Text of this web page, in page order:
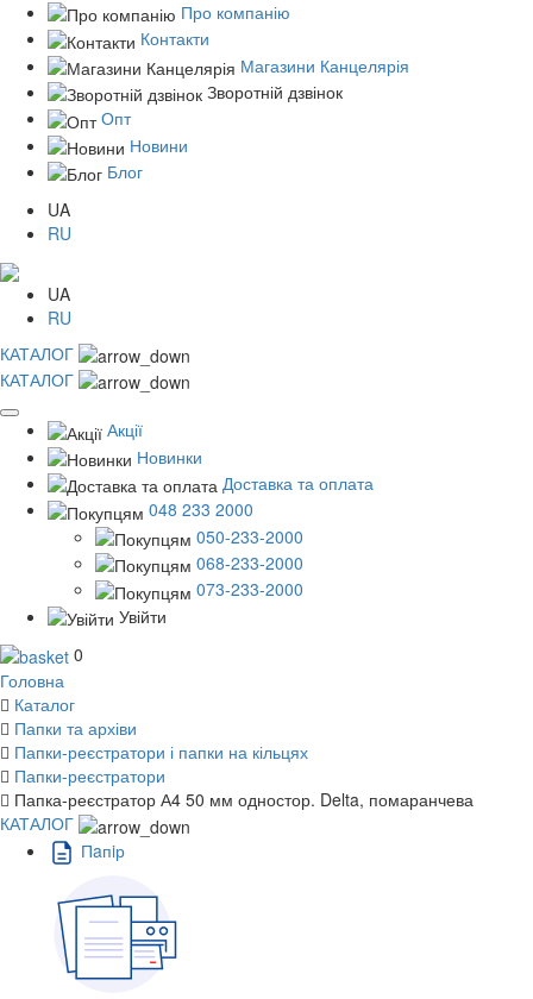
Про компанію
Контакти
Магазини Канцелярія
Зворотній дзвінок
Опт
Новини
Блог
UA
RU
UA
RU
КАТАЛОГ
КАТАЛОГ
Акції
Новинки
Доставка та оплата
048 233 2000
050-233-2000
068-233-2000
073-233-2000
Увійти
0
Головна
Каталог
Папки та архіви
Папки-реєстратори і папки на кільцях
Папки-реєстратори
Папка-реєстратор А4 50 мм одностор. Delta, помаранчева
КАТАЛОГ
Пaпiр